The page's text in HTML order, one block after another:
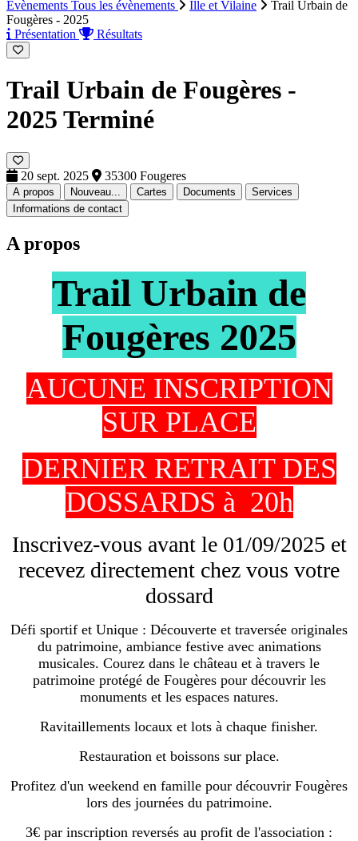
Évènements Tous les évènements Ille et Vilaine
Trail Urbain de
Fougères - 2025
Présentation
Résultats
Trail Urbain de Fougères -
2025 Terminé
20 sept. 2025 35300 Fougeres
A propos Nouveau... Cartes Documents
Services
Informations de contact
A propos
Trail Urbain de
Fougères 2025
AUCUNE INSCRIPTION
SUR PLACE
DERNIER RETRAIT DES
DOSSARDS à 20h
Inscrivez-vous avant le 01/09/2025 et
recevez directement chez vous votre
dossard
Défi sportif et Unique : Découverte et traversée originales
du patrimoine, ambiance festive avec animations
musicales. Courez dans le château et à travers le
patrimoine protégé de Fougères pour découvrir les
monuments et les espaces natures.
Ravitaillements locaux et lots à chaque finisher.
Restauration et boissons sur place.
Profitez d'un weekend en famille pour découvrir Fougères
lors des journées du patrimoine.
3€ par inscription reversés au profit de l'association :